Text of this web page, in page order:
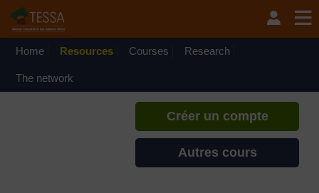
Home Resources Courses Research
The network
Si vous créez un compte, vous
pouvez établir un profil
Créer un compte
Autres cours